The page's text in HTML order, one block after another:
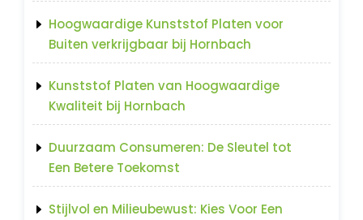
Hoogwaardige Kunststof Platen voor
Buiten verkrijgbaar bij Hornbach
Kunststof Platen van Hoogwaardige
Kwaliteit bij Hornbach
Duurzaam Consumeren: De Sleutel tot
Een Betere Toekomst
Stijlvol en Milieubewust: Kies Voor Een